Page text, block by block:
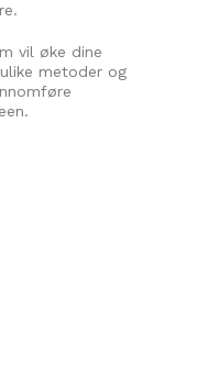
vil øke dine
metoder og